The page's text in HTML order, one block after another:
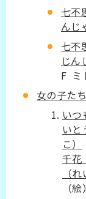
七不
んじ
七不
じん
F ミ
女の子た
い
いと
こ）
千花
（
（絵